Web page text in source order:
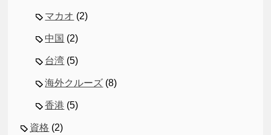
マカオ (2)
中国 (2)
台湾 (5)
海外クルーズ (8)
香港 (5)
資格 (2)